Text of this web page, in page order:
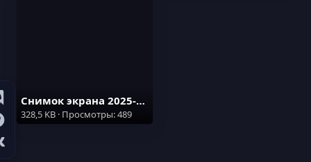
Снимок экрана 2025-10-11 152310.png
328,5 KB · Просмотры: 489